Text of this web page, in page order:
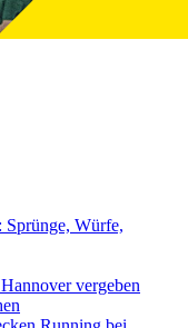
Würfe,
vergeben